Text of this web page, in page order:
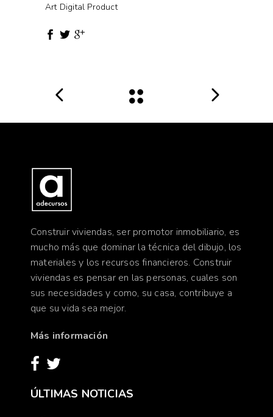
Art Digital Product
Construir viviendas, ser promotor inmobiliario, es
mucho más que dominar la técnica del dibujo, los
materiales y los recursos financieros. Construir
viviendas es pensar en las personas, cuales son
sus necesidades y como, su casa, contribuye a
que su vida sea mejor.
Más información
ÚLTIMAS NOTICIAS